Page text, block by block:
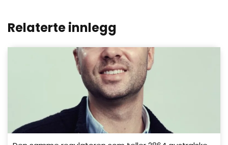
Relaterte innlegg